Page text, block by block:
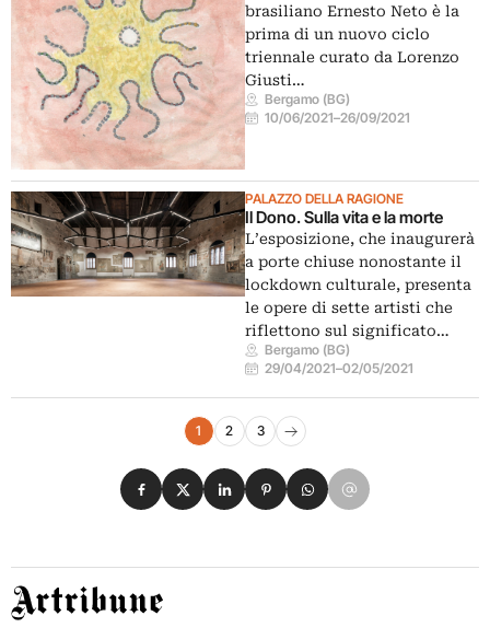
brasiliano Ernesto Neto è la
prima di un nuovo ciclo
triennale curato da Lorenzo
Giusti…
Bergamo (BG)
10/06/2021–26/09/2021
PALAZZO DELLA RAGIONE
Il Dono. Sulla vita e la morte
L’esposizione, che inaugurerà
a porte chiuse nonostante il
lockdown culturale, presenta
le opere di sette artisti che
riflettono sul significato…
Bergamo (BG)
29/04/2021–02/05/2021
Navigazione eventi
1 2 3
Pagina successiva
Condividi su Facebook
Condividi su X
Condividi su LinkedIn
Condividi su Pinterest
Condividi su WhatsApp
Condividi su Email
Artribune